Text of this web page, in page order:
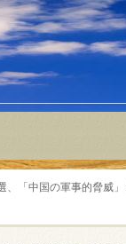
、「中国の軍事的脅威